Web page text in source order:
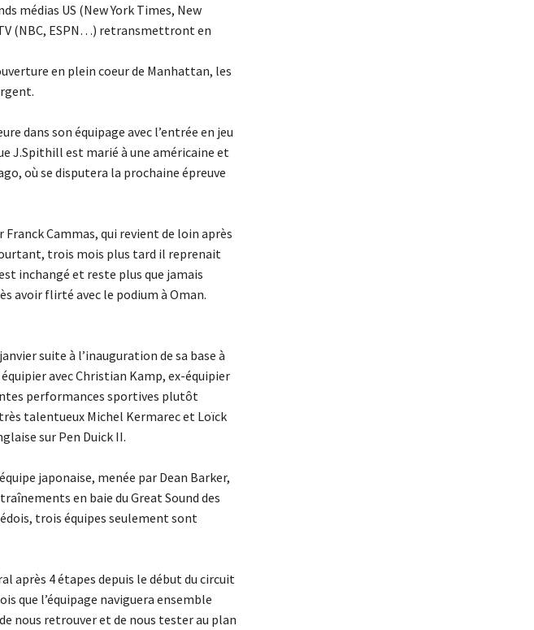
médias US (New York Times, New
(NBC, ESPN…) retransmettront en
en plein coeur de Manhattan, les
dans son équipage avec l’entrée en jeu
J.Spithill est marié à une américaine et
où se disputera la prochaine épreuve
Cammas, qui revient de loin après
trois mois plus tard il reprenait
inchangé et reste plus que jamais
avoir flirté avec le podium à Oman.
suite à l’inauguration de sa base à
avec Christian Kamp, ex-équipier
performances sportives plutôt
talentueux Michel Kermarec et Loïck
sur Pen Duick II.
japonaise, menée par Dean Barker,
en baie du Great Sound des
trois équipes seulement sont
après 4 étapes depuis le début du circuit
que l’équipage naviguera ensemble
nous retrouver et de nous tester au plan